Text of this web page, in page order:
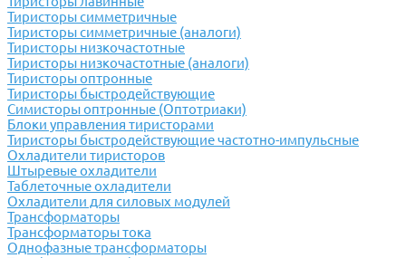
Тиристоры симметричные
Тиристоры симметричные (аналоги)
Тиристоры низкочастотные
Тиристоры низкочастотные (аналоги)
Тиристоры оптронные
Тиристоры быстродействующие
Симисторы оптронные (Оптотриаки)
Блоки управления тиристорами
Тиристоры быстродействующие частотно-импульсные
Охладители тиристоров
Штыревые охладители
Таблеточные охладители
Охладители для силовых модулей
Трансформаторы
Трансформаторы тока
Однофазные трансформаторы